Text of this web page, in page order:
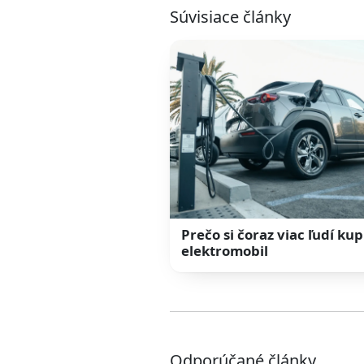
Súvisiace články
Prečo si čoraz viac ľudí
elektromobil